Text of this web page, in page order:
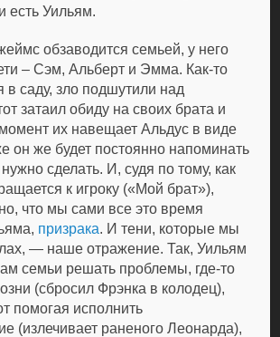
есть Уильям.
обзаводится семьей, у него
– Сэм, Альберт и Эмма. Как-то
в саду, зло подшутили над
затаил обиду на своих брата и
момент их навещает Альдус в виде
он же будет постоянно напоминать
сделать. И, судя по тому, как
к игроку («Мой брат»),
что мы сами все это время
призрака. И тени, которые мы
— наше отражение. Так, Уильям
семьи решать проблемы, где-то
(сбросил Фрэнка в колодец),
помогая исполнить
(излечивает раненого Леонарда),